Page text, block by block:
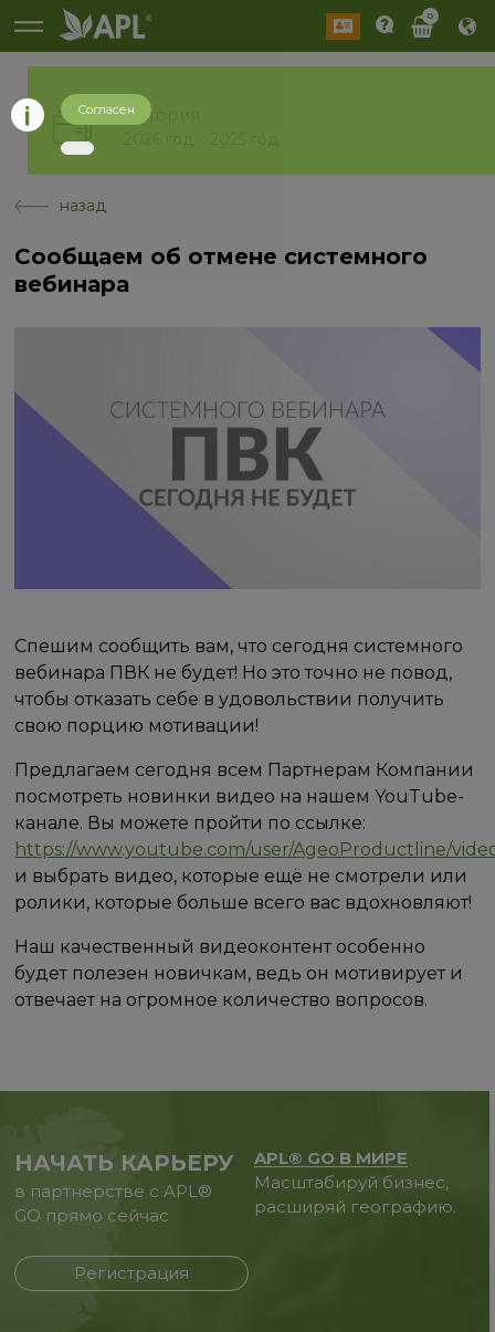
0
История
назад
Сообщаем об отмене системного
вебинара
Спешим сообщить вам, что сегодня системного
вебинара ПВК не будет! Но это точно не повод,
чтобы отказать себе в удовольствии получить
свою порцию мотивации!
Предлагаем сегодня всем Партнерам Компании
посмотреть новинки видео на нашем YouTube-
канале. Вы можете пройти по ссылке:
https://www.youtube.com/user/AgeoProductline/
и выбрать видео, которые ещё не смотрели или
ролики, которые больше всего вас вдохновляют!
Наш качественный видеоконтент особенно
будет полезен новичкам, ведь он мотивирует и
отвечает на огромное количество вопросов.
НАЧАТЬ КАРЬЕРУ
в партнерстве с APL®
GO прямо сейчас
Регистрация
APL® GO В МИРЕ
Масштабируй бизнес,
расширяй географию.
Согласен